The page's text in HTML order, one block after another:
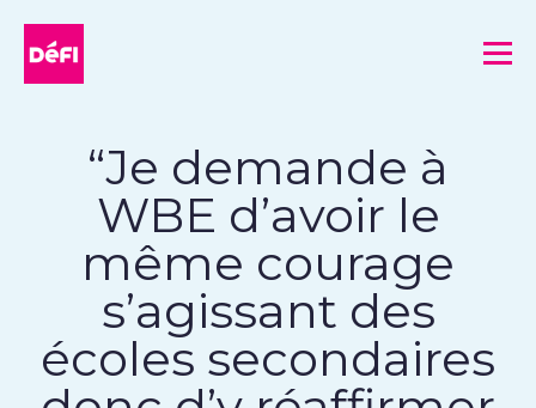
“Je demande à
WBE d’avoir le
même courage
s’agissant des
écoles secondaires